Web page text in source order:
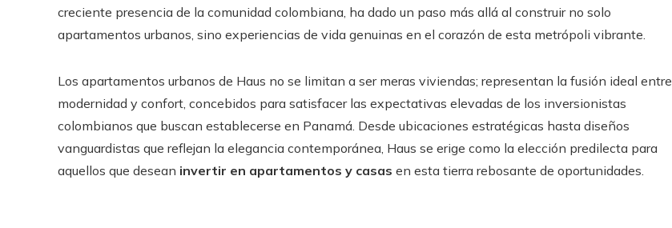
creciente presencia de la comunidad colombiana, ha dado un paso más allá al construir no solo
apartamentos urbanos, sino experiencias de vida genuinas en el corazón de esta metrópoli vibrante.
Los apartamentos urbanos de Haus no se limitan a ser meras viviendas; representan la fusión ideal entre
modernidad y confort, concebidos para satisfacer las expectativas elevadas de los inversionistas
colombianos que buscan establecerse en Panamá. Desde ubicaciones estratégicas hasta diseños
vanguardistas que reflejan la elegancia contemporánea, Haus se erige como la elección predilecta para
aquellos que desean invertir en apartamentos y casas en esta tierra rebosante de oportunidades.